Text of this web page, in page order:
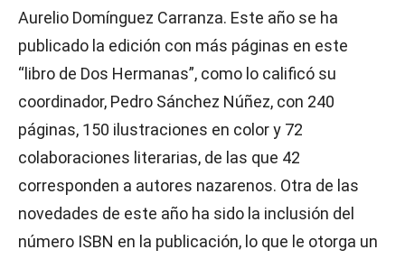
Aurelio Domínguez Carranza. Este año se ha
publicado la edición con más páginas en este
“libro de Dos Hermanas”, como lo calificó su
coordinador, Pedro Sánchez Núñez, con 240
páginas, 150 ilustraciones en color y 72
colaboraciones literarias, de las que 42
corresponden a autores nazarenos. Otra de las
novedades de este año ha sido la inclusión del
número ISBN en la publicación, lo que le otorga un